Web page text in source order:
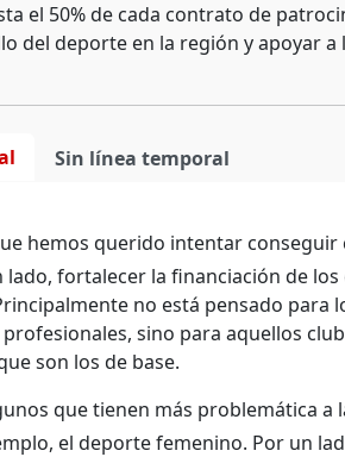
el 50% de cada contrato de
del deporte en la región y apoyar a
Sin línea temporal
hemos querido intentar
fortalecer la financiación de
no está pensado para
profesionales, sino para aquellos
son los de base.
que tienen más problemática
el deporte femenino. Por un